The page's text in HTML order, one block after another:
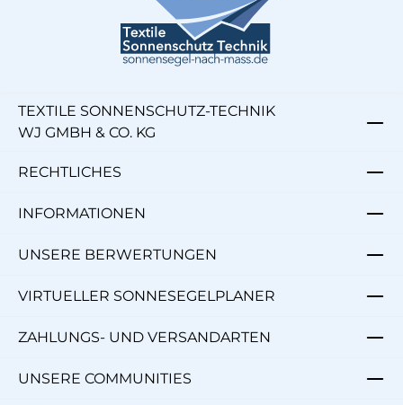
TEXTILE SONNENSCHUTZ-TECHNIK
WJ GMBH & CO. KG
RECHTLICHES
INFORMATIONEN
UNSERE BERWERTUNGEN
VIRTUELLER SONNESEGELPLANER
ZAHLUNGS- UND VERSANDARTEN
UNSERE COMMUNITIES